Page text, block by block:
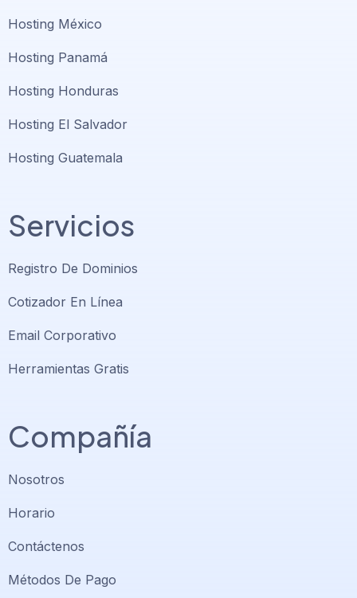
Hosting México
Hosting Panamá
Hosting Honduras
Hosting El Salvador
Hosting Guatemala
Servicios
Registro De Dominios
Cotizador En Línea
Email Corporativo
Herramientas Gratis
Compañía
Nosotros
Horario
Contáctenos
Métodos De Pago